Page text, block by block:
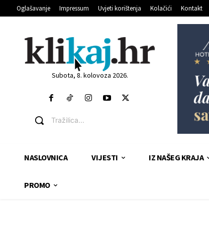
Oglašavanje Impressum Uvjeti korištenja Kolačići Kontakt
Subota, 8. kolovoza 2026.
Tražilica...
NASLOVNICA VIJESTI IZ NAŠEG KRAJA
PROMO